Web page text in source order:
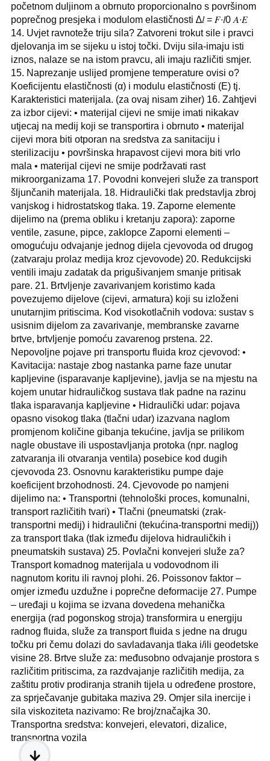
početnom duljinom a obrnuto proporcionalno s površinom
poprečnog presjeka i modulom elastičnosti ∆𝑙 = 𝐹∙𝑙0 𝐴∙𝐸
14. Uvjet ravnoteže triju sila? Zatvoreni trokut sile i pravci
djelovanja im se sijeku u istoj točki. Dviju sila-imaju isti
iznos, nalaze se na istom pravcu, ali imaju različiti smjer.
15. Naprezanje uslijed promjene temperature ovisi o?
Koeficijentu elastičnosti (α) i modulu elastičnosti (E) tj.
Karakteristici materijala. (za ovaj nisam ziher) 16. Zahtjevi
za izbor cijevi: • materijal cijevi ne smije imati nikakav
utjecaj na medij koji se transportira i obrnuto • materijal
cijevi mora biti otporan na sredstva za sanitaciju i
sterilizaciju • površinska hrapavost cijevi mora biti vrlo
mala • materijal cijevi ne smije podržavati rast
mikroorganizama 17. Povodni konvejeri služe za transport
šljunčanih materijala. 18. Hidraulički tlak predstavlja zbroj
vanjskog i hidrostatskog tlaka. 19. Zaporne elemente
dijelimo na (prema obliku i kretanju zapora): zaporne
ventile, zasune, pipce, zaklopce Zaporni elementi –
omogućuju odvajanje jednog dijela cjevovoda od drugog
(zatvaraju prolaz medija kroz cjevovode) 20. Redukcijski
ventili imaju zadatak da prigušivanjem smanje pritisak
pare. 21. Brtvljenje zavarivanjem koristimo kada
povezujemo dijelove (cijevi, armatura) koji su izloženi
unutarnjim pritiscima. Kod visokotlačnih vodova: sustav s
usisnim dijelom za zavarivanje, membranske zavarne
brtve, brtvljenje pomoću zavarenog prstena. 22.
Nepovoljne pojave pri transportu fluida kroz cjevovod: •
Kavitacija: nastaje zbog nastanka parne faze unutar
kapljevine (isparavanje kapljevine), javlja se na mjestu na
kojem unutar hidrauličkog sustava tlak padne na razinu
tlaka isparavanja kapljevine • Hidraulički udar: pojava
opasno visokog tlaka (tlačni udar) izazvana naglom
promjenom količine gibanja tekućine, javlja se prilikom
nagle obustave ili uspostavljanja protoka (npr. naglog
zatvaranja ili otvaranja ventila) posebice kod dugih
cjevovoda 23. Osnovnu karakteristiku pumpe daje
koeficijent brzohodnosti. 24. Cjevovode po namjeni
dijelimo na: • Transportni (tehnološki proces, komunalni,
transport različitih tvari) • Tlačni (pneumatski (zrak-
transportni medij) i hidraulični (tekućina-transportni medij))
za transport tlaka (tlak između dijelova hidrauličkih i
pneumatskih sustava) 25. Povlačni konvejeri služe za?
Transport komadnog materijala u vodovodnom ili
nagnutom koritu ili ravnoj plohi. 26. Poissonov faktor –
omjer između uzdužne i poprečne deformacije 27. Pumpe
– uređaji u kojima se izvana dovedena mehanička
energija (rad pogonskog stroja) transformira u energiju
radnog fluida, služe za transport fluida s jedne na drugu
točku pri čemu dolazi do savladavanja tlaka i/ili geodetske
visine 28. Brtve služe za: međusobno odvajanje prostora s
različitim pritiscima, za razdvajanje različitih medija, za
zaštitu protiv prodiranja stranih tijela u određene prostore,
za sprječavanje gubitaka maziva 29. Omjer sila inercije i
sila viskoziteta nazivamo: Re broj/značajka 30.
Transportna sredstva: konvejeri, elevatori, dizalice,
transportna vozila